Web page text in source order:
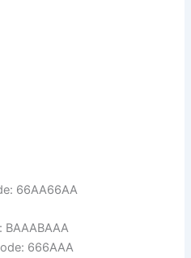
66AA66AA
BAAABAAA
666AAA